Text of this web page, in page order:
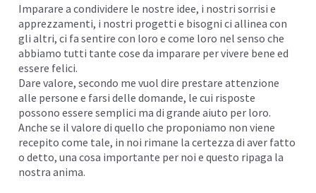
Imparare a condividere le nostre idee, i nostri sorrisi e
apprezzamenti, i nostri progetti e bisogni ci allinea con
gli altri, ci fa sentire con loro e come loro nel senso che
abbiamo tutti tante cose da imparare per vivere bene ed
essere felici.
Dare valore, secondo me vuol dire prestare attenzione
alle persone e farsi delle domande, le cui risposte
possono essere semplici ma di grande aiuto per loro.
Anche se il valore di quello che proponiamo non viene
recepito come tale, in noi rimane la certezza di aver fatto
o detto, una cosa importante per noi e questo ripaga la
nostra anima.